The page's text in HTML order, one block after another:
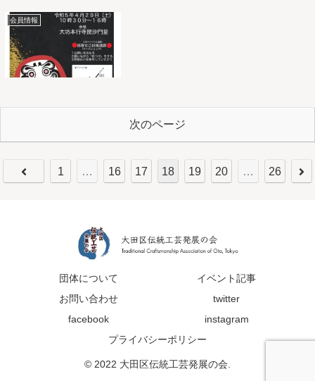
会員情報
次のページ
1 … 16 17 18 19 20 … 26
団体について
イベント記事
お問い合わせ
twitter
facebook
instagram
プライバシーポリシー
© 2022 大田区伝統工芸発展の会.